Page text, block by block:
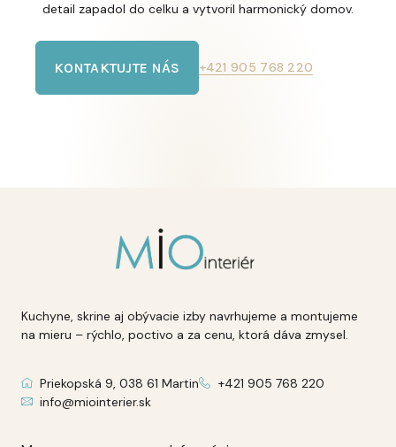
detail zapadol do celku a vytvoril harmonický domov.
KONTAKTUJTE NÁS +421 905 768 220
Kuchyne, skrine aj obývacie izby navrhujeme a montujeme
na mieru – rýchlo, poctivo a za cenu, ktorá dáva zmysel.
Priekopská 9, 038 61 Martin
+421 905 768 220
info@miointerier.sk